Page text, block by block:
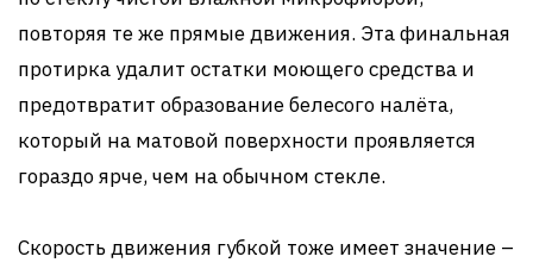
повторяя те же прямые движения. Эта финальная
протирка удалит остатки моющего средства и
предотвратит образование белесого налёта,
который на матовой поверхности проявляется
гораздо ярче, чем на обычном стекле.
Скорость движения губкой тоже имеет значение –